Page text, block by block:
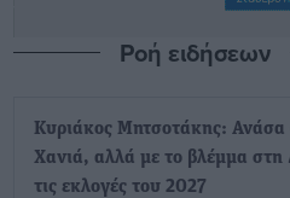
Ροή ειδήσεων
Κυριάκος Μητσοτάκης: Ανάσα
Χανιά, αλλά με το βλέμμα στη
τις εκλογές του 2027